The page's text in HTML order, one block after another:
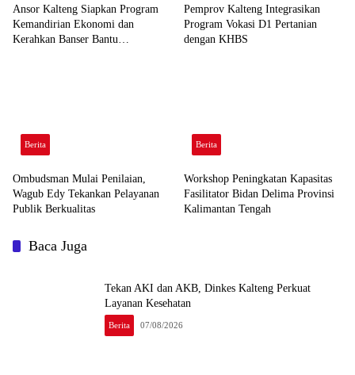
Ansor Kalteng Siapkan Program
Kemandirian Ekonomi dan
Kerahkan Banser Bantu
Pemprov Kalteng Integrasikan
Program Vokasi D1 Pertanian
dengan KHBS
Berita
Ombudsman Mulai Penilaian,
Wagub Edy Tekankan Pelayanan
Publik Berkualitas
Berita
Workshop Peningkatan Kapasitas
Fasilitator Bidan Delima Provinsi
Kalimantan Tengah
Baca Juga
Tekan AKI dan AKB, Dinkes Kalteng Perkuat
Layanan Kesehatan
Berita 07/08/2026